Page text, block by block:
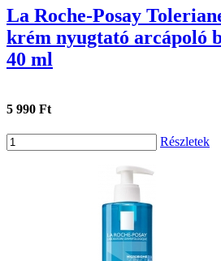
La Roche-Posay
krém nyugtató arcápoló
40 ml
5 990 Ft
Részletek